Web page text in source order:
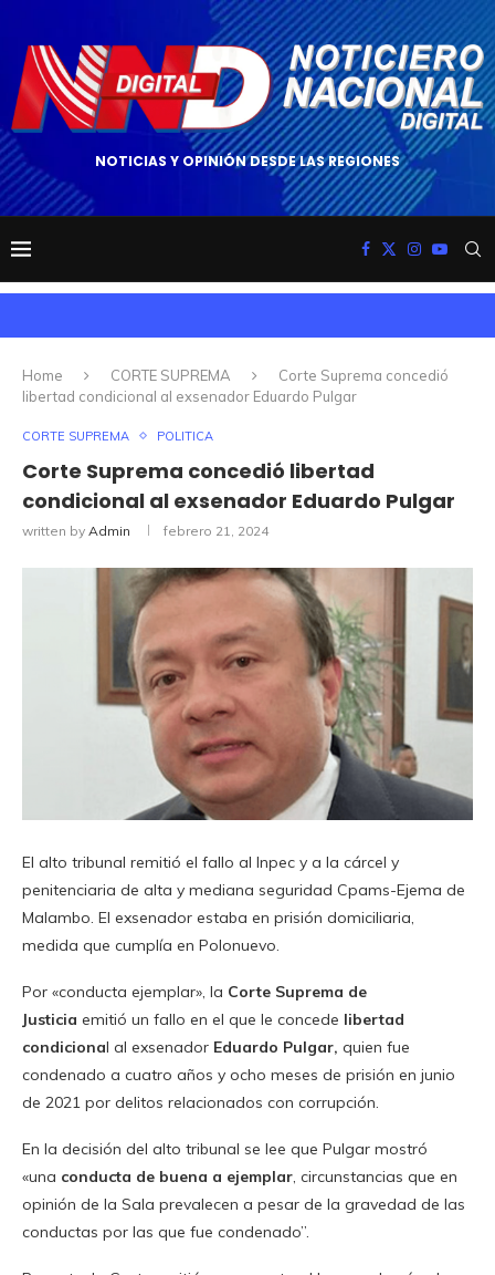
NOTICIAS Y OPINIÓN DESDE LAS REGIONES
Home CORTE SUPREMA
Corte Suprema concedió
libertad condicional al exsenador Eduardo Pulgar
CORTE SUPREMA POLITICA
Corte Suprema concedió libertad
condicional al exsenador Eduardo Pulgar
written by Admin febrero 21, 2024
El alto tribunal remitió el fallo al Inpec y a la cárcel y
penitenciaria de alta y mediana seguridad Cpams-Ejema de
Malambo. El exsenador estaba en prisión domiciliaria,
medida que cumplía en Polonuevo.
Por «conducta ejemplar», la Corte Suprema de
Justicia emitió un fallo en el que le concede libertad
condicional al exsenador Eduardo Pulgar, quien fue
condenado a cuatro años y ocho meses de prisión en junio
de 2021 por delitos relacionados con corrupción.
En la decisión del alto tribunal se lee que Pulgar mostró
«una conducta de buena a ejemplar, circunstancias que en
opinión de la Sala prevalecen a pesar de la gravedad de las
conductas por las que fue condenado”.